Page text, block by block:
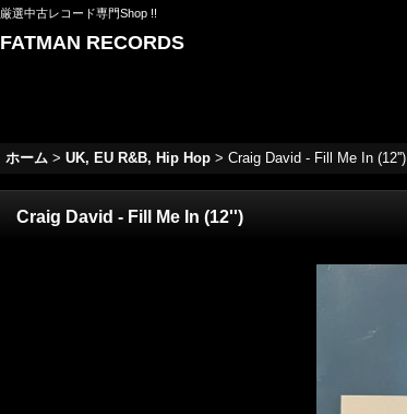
厳選中古レコード専門Shop !!
FATMAN RECORDS
ホーム > UK, EU R&B, Hip Hop > Craig David - Fill Me In (12'')
Craig David - Fill Me In (12'')